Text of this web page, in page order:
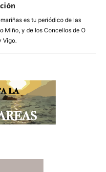
es tu periódico de las
Miño, y de los Concellos de O
Vigo.